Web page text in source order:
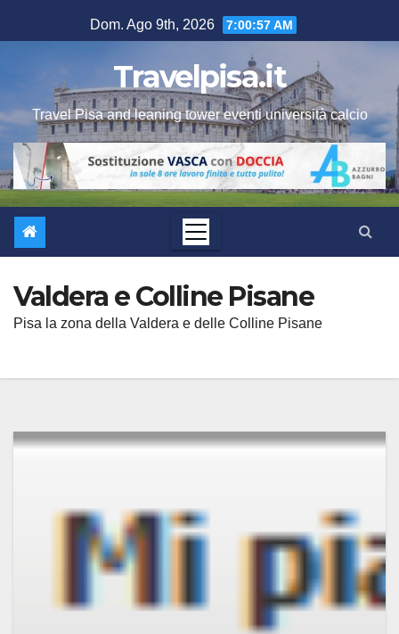
al
Dom. Ago 9th, 2026 7:00:58 AM
Travelpisa.it
Travel Pisa and leaning tower eventi università calcio
Valdera e Colline Pisane
Pisa la zona della Valdera e delle Colline Pisane